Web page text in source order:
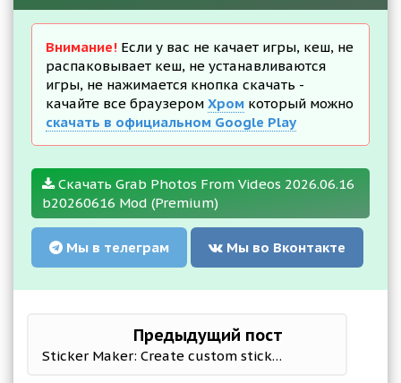
Внимание! Если у вас не качает игры, кеш, не
распаковывает кеш, не устанавливаются
игры, не нажимается кнопка скачать -
качайте все браузером Хром который можно
скачать в официальном Google Play
Скачать Grab Photos From Videos 2026.06.16
b20260616 Mod (Premium)
Мы в телеграм Мы во Вконтакте
Предыдущий пост
Sticker Maker: Create custom stickers - WAStickers 2.4.5 Mod (Premium)